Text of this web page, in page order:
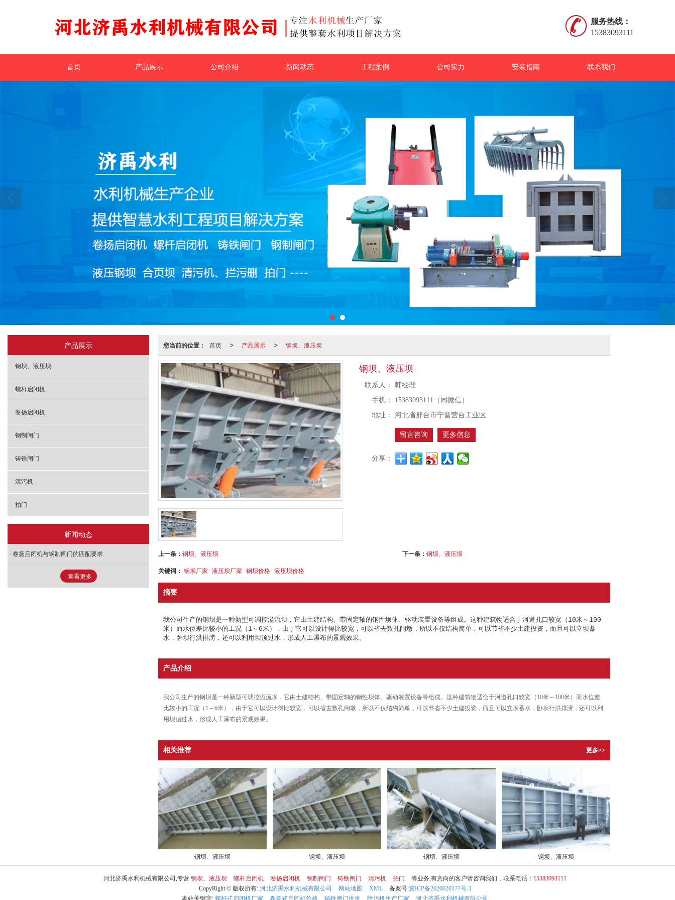
服务热线：
15383093111
首页 产品展示 公司介绍 新闻动态 工程案例 公司实力 安装指南 联系我们
您当前的位置： 首页 > 产品展示 > 钢坝、液压坝
钢坝、液压坝
联系人：
韩经理
手机：
15383093111（同微信）
地址：
河北省邢台市宁晋营台工业区
留言咨询 更多信息
分享：
上一条： 钢坝、液压坝 下一条： 钢坝、液压坝
关键词： 钢坝厂家 液压坝厂家 钢坝价格 液压坝价格
摘要
我公司生产的钢坝是一种新型可调控溢流坝，它由土建结构、带固定轴的钢性坝体、驱动装置设备等组成。这种建筑物适合于河道孔口较宽（10米～100
米）而水位差比较小的工况（1～6米），由于它可以设计得比较宽，可以省去数孔闸墩，所以不仅结构简单，可以节省不少土建投资，而且可以立坝蓄
水，卧坝行洪排涝，还可以利用坝顶过水，形成人工瀑布的景观效果。
产品介绍
我公司生产的钢坝是一种新型可调控溢流坝，它由土建结构、带固定轴的钢性坝体、驱动装置设备等组成。这种建筑物适合于河道孔口较宽（10米～100米）而水位差
比较小的工况（1～6米），由于它可以设计得比较宽，可以省去数孔闸墩，所以不仅结构简单，可以节省不少土建投资，而且可以立坝蓄水，卧坝行洪排涝，还可以利
用坝顶过水，形成人工瀑布的景观效果。
相关推荐 更多>>
钢坝、液压坝 钢坝、液压坝 钢坝、液压坝 钢坝、液压坝
产品展示
钢坝、液压坝
螺杆启闭机
卷扬启闭机
钢制闸门
铸铁闸门
清污机
拍门
新闻动态
卷扬启闭机与钢制闸门的匹配要求
查看更多
河北济禹水利机械有限公司,专营 钢坝、液压坝 螺杆启闭机 卷扬启闭机 钢制闸门 铸铁闸门 清污机 拍门 等业务,有意向的客户请咨询我们，联系电话： 15383093111
CopyRight © 版权所有: 河北济禹水利机械有限公司 网站地图 XML 备案号:冀ICP备2020020177号-1
本站关键字: 螺杆式启闭机厂家 卷扬式启闭机价格 铸铁闸门批发 除污机生产厂家 河北济禹水利机械有限公司